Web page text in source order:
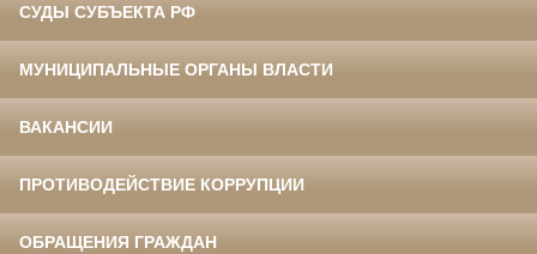
СУДЫ СУБЪЕКТА РФ
МУНИЦИПАЛЬНЫЕ ОРГАНЫ ВЛАСТИ
ВАКАНСИИ
ПРОТИВОДЕЙСТВИЕ КОРРУПЦИИ
ОБРАЩЕНИЯ ГРАЖДАН